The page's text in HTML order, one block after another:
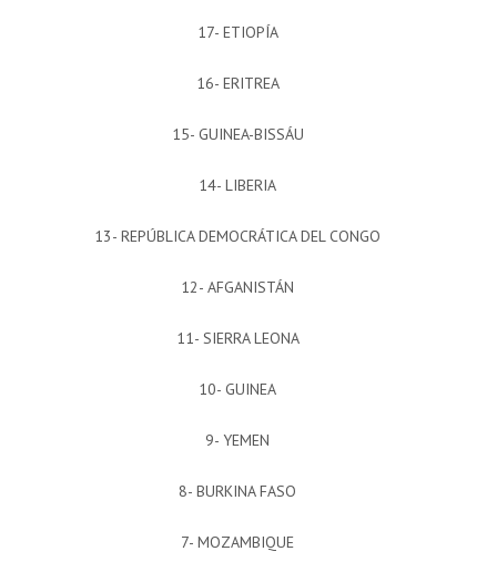
17- ETIOPÍA
16- ERITREA
15- GUINEA-BISSÁU
14- LIBERIA
13- REPÚBLICA DEMOCRÁTICA DEL CONGO
12- AFGANISTÁN
11- SIERRA LEONA
10- GUINEA
9- YEMEN
8- BURKINA FASO
7- MOZAMBIQUE